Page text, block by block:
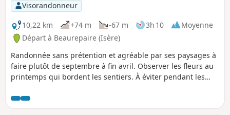
Visorandonneur
10,22 km
+74 m -67 m 3h 10
Moyenne
Départ à Beaurepaire (Isère)
Randonnée sans prétention et agréable par ses paysages à
faire plutôt de septembre à fin avril. Observer les fleurs au
printemps qui bordent les sentiers. À éviter pendant les
parcourent mes randonnées, vous pouvez mettre des
photos en indiquant l'emplacement sur le circuit.